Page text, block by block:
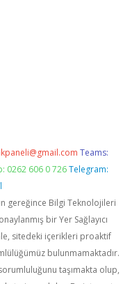
Teams:
0262 606 0 726 Telegram:
gereğince Bilgi Teknolojileri
bir Yer Sağlayıcı
sitedeki içerikleri proaktif
bulunmamaktadır.
taşımakta olup,